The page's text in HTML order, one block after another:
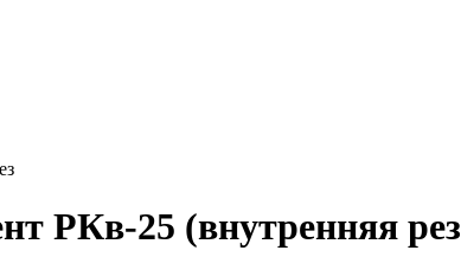
РКв-25 (внутренняя рез